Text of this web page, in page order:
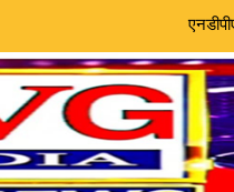
एनडीपीएस एक्ट के